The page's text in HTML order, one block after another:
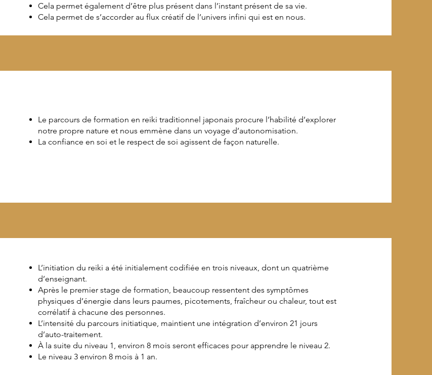
Cela permet également d’être plus présent dans l’instant présent de sa vie.
Cela permet de s’accorder au flux créatif de l’univers infini qui est en nous.
Le parcours de formation en reiki traditionnel japonais procure l’habilité d’explorer
notre propre nature et nous emmène dans un voyage d’autonomisation.
La confiance en soi et le respect de soi agissent de façon naturelle.
L’initiation du reiki a été initialement codifiée en trois niveaux, dont un quatrième
d’enseignant.
Après le premier stage de formation, beaucoup ressentent des symptômes
physiques d’énergie dans leurs paumes, picotements, fraîcheur ou chaleur, tout est
corrélatif à chacune des personnes.
L’intensité du parcours initiatique, maintient une intégration d’environ 21 jours
d’auto-traitement.
À la suite du niveau 1, environ 8 mois seront efficaces pour apprendre le niveau 2.
Le niveau 3 environ 8 mois à 1 an.